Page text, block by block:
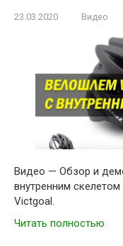
23.03.2020 Видео
Видео — Обзор и
внутренним
Victgoal.
Читать полностью